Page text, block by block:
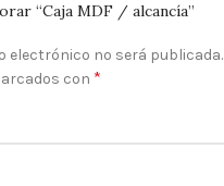
“Caja MDF / alcancía”
electrónico no será publicada.
con *